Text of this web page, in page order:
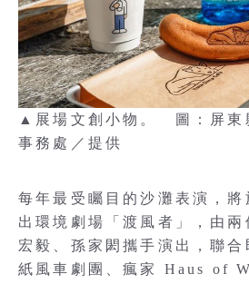
▲展場文創小物。 圖：屏東
事務處／提供
每年最受矚目的沙灘表演，
出環境劇場「渡風者」，由
宏毅、孫家閎攜手演出，聯合
紙風車劇團、瘋家 Haus of